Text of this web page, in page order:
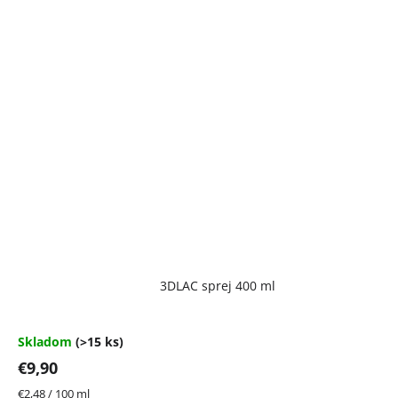
3DLAC sprej 400 ml
4,7
5
hviezdičiek.
Skladom (>15 ks)
€9,90
Jednotková
€2,48 / 100 ml